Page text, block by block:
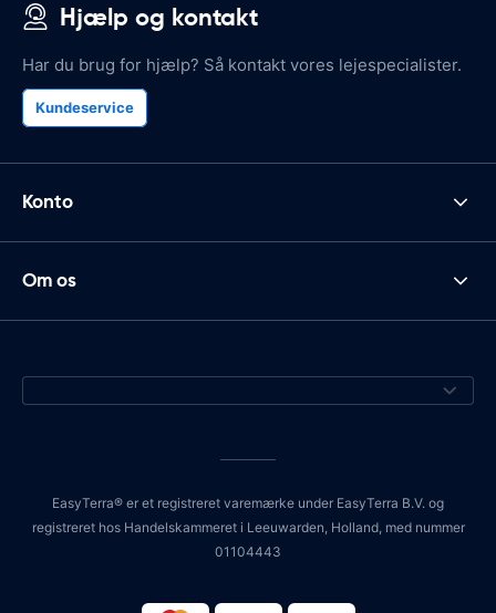
Hjælp og kontakt
Har du brug for hjælp? Så kontakt vores lejespecialister.
Kundeservice
Konto
Om os
EasyTerra® er et registreret varemærke under EasyTerra B.V. og
registreret hos Handelskammeret i Leeuwarden, Holland, med nummer
01104443